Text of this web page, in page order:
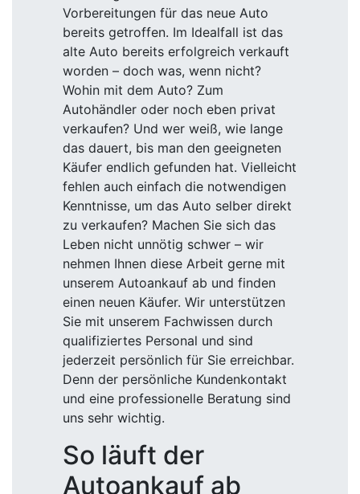
Vorbereitungen für das neue Auto
bereits getroffen. Im Idealfall ist das
alte Auto bereits erfolgreich verkauft
worden – doch was, wenn nicht?
Wohin mit dem Auto? Zum
Autohändler oder noch eben privat
verkaufen? Und wer weiß, wie lange
das dauert, bis man den geeigneten
Käufer endlich gefunden hat. Vielleicht
fehlen auch einfach die notwendigen
Kenntnisse, um das Auto selber direkt
zu verkaufen? Machen Sie sich das
Leben nicht unnötig schwer – wir
nehmen Ihnen diese Arbeit gerne mit
unserem Autoankauf ab und finden
einen neuen Käufer. Wir unterstützen
Sie mit unserem Fachwissen durch
qualifiziertes Personal und sind
jederzeit persönlich für Sie erreichbar.
Denn der persönliche Kundenkontakt
und eine professionelle Beratung sind
uns sehr wichtig.
So läuft der
Autoankauf ab